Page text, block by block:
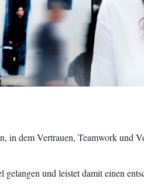
in dem Vertrauen, Teamwork und
und leistet damit einen